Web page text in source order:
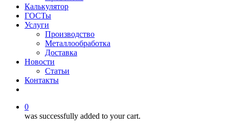
Калькулятор
ГОСТы
Услуги
Производство
Металлообработка
Доставка
Новости
Статьи
Контакты
0
was successfully added to your cart.